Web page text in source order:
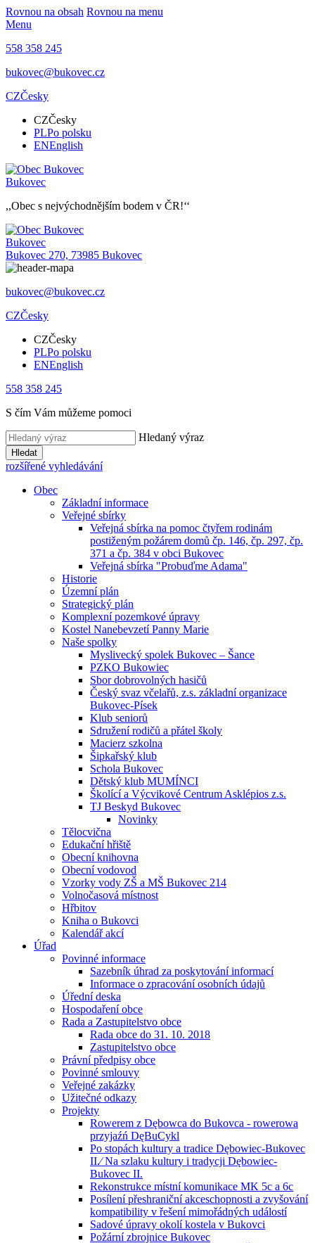
Rovnou na obsah Rovnou na menu
Menu
558 358 245
bukovec@bukovec.cz
CZČesky
CZČesky
PLPo polsku
ENEnglish
Bukovec
,,Obec s nejvýchodnějším bodem v ČR!‘‘
Bukovec
Bukovec 270, 73985 Bukovec
bukovec@bukovec.cz
CZČesky
CZČesky
PLPo polsku
ENEnglish
558 358 245
S čím Vám můžeme pomoci
Hledaný výraz
Hledat
rozšířené vyhledávání
Obec
Základní informace
Veřejné sbírky
Veřejná sbírka na pomoc čtyřem rodinám
postiženým požárem domů čp. 146, čp. 297, čp.
371 a čp. 384 v obci Bukovec
Veřejná sbírka "Probuďme Adama"
Historie
Územní plán
Strategický plán
Komplexní pozemkové úpravy
Kostel Nanebevzetí Panny Marie
Naše spolky
Myslivecký spolek Bukovec – Šance
PZKO Bukowiec
Sbor dobrovolných hasičů
Český svaz včelařů, z.s. základní organizace
Bukovec-Písek
Klub seniorů
Sdružení rodičů a přátel školy
Macierz szkolna
Šipkařský klub
Schola Bukovec
Dětský klub MUMÍNCI
Školící a Výcvikové Centrum Asklépios z.s.
TJ Beskyd Bukovec
Novinky
Tělocvična
Edukační hřiště
Obecní knihovna
Obecní vodovod
Vzorky vody ZŠ a MŠ Bukovec 214
Volnočasová místnost
Hřbitov
Kniha o Bukovci
Kalendář akcí
Úřad
Povinné informace
Sazebník úhrad za poskytování informací
Informace o zpracování osobních údajů
Úřední deska
Hospodaření obce
Rada a Zastupitelstvo obce
Rada obce do 31. 10. 2018
Zastupitelstvo obce
Právní předpisy obce
Povinné smlouvy
Veřejné zakázky
Užitečné odkazy
Projekty
Rowerem z Dębowca do Bukovca - rowerowa
przyjaźń DęBuCykl
Po stopách kultury a tradice Dębowiec-Bukovec
II.⁄ Na szlaku kultury i tradycji Dębowiec-
Bukovec II.
Rekonstrukce místní komunikace MK 5c a 6c
Posílení přeshraniční akceschopnosti a zvyšování
kompatibility v řešení mimořádných událostí
Sadové úpravy okolí kostela v Bukovci
Požární zbrojnice Bukovec